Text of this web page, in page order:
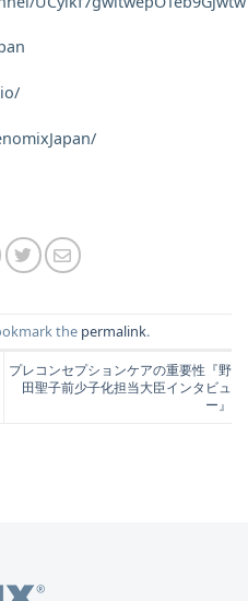
the permalink.
プレコンセプションケアの重要性『野
田聖子前少子化担当大臣インタビュ
ー』